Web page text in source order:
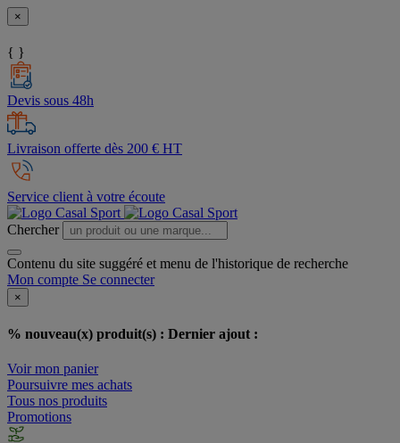
×
{ }
Devis sous 48h
Livraison offerte dès 200 € HT
Service client à votre écoute
Chercher
Contenu du site suggéré et menu de l'historique de recherche
Mon compte Se connecter
×
% nouveau(x) produit(s) : Dernier ajout :
Voir mon panier
Poursuivre mes achats
Tous nos produits
Promotions